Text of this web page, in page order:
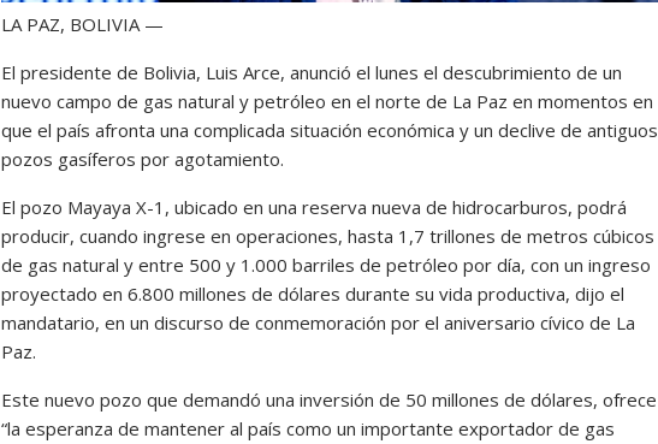
LA PAZ, BOLIVIA —
El presidente de Bolivia, Luis Arce, anunció el lunes el descubrimiento de un
nuevo campo de gas natural y petróleo en el norte de La Paz en momentos en
que el país afronta una complicada situación económica y un declive de antiguos
pozos gasíferos por agotamiento.
El pozo Mayaya X-1, ubicado en una reserva nueva de hidrocarburos, podrá
producir, cuando ingrese en operaciones, hasta 1,7 trillones de metros cúbicos
de gas natural y entre 500 y 1.000 barriles de petróleo por día, con un ingreso
proyectado en 6.800 millones de dólares durante su vida productiva, dijo el
mandatario, en un discurso de conmemoración por el aniversario cívico de La
Paz.
Este nuevo pozo que demandó una inversión de 50 millones de dólares, ofrece
“la esperanza de mantener al país como un importante exportador de gas